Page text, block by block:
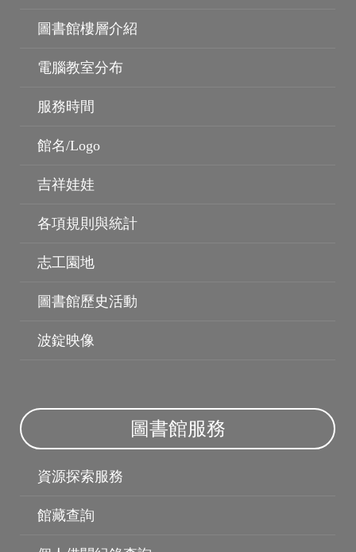
圖書館樓層介紹
電腦教室分布
服務時間
館名/Logo
吉祥娃娃
各項規則與統計
志工園地
圖書館歷史活動
波錠映像
圖書館服務
資源探索服務
館藏查詢